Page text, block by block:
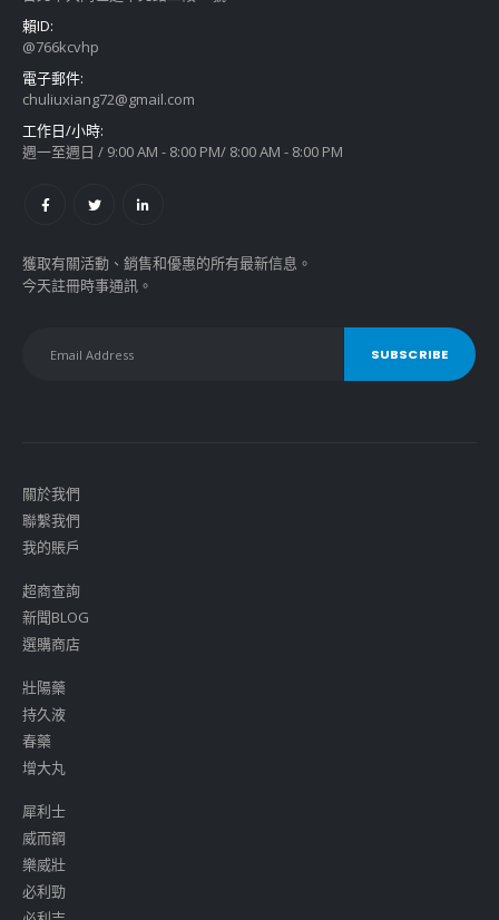
賴ID:
@766kcvhp
電子郵件:
chuliuxiang72@gmail.com
工作日/小時:
週一至週日 / 9:00 AM - 8:00 PM/ 8:00 AM - 8:00 PM
獲取有關活動、銷售和優惠的所有最新信息。
今天註冊時事通訊。
關於我們
聯繫我們
我的賬戶
超商查詢
新聞BLOG
選購商店
壯陽藥
持久液
春藥
增大丸
犀利士
威而鋼
樂威壯
必利勁